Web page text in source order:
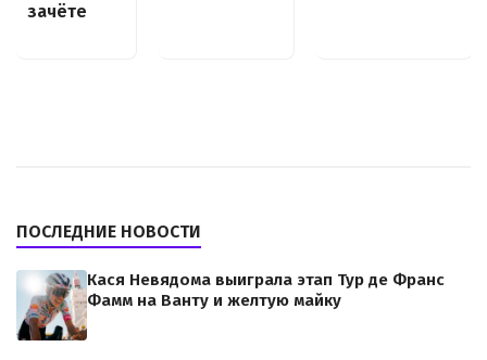
зачёте
ПОСЛЕДНИЕ НОВОСТИ
Кася Невядома выиграла этап Тур де Франс
Фамм на Ванту и желтую майку